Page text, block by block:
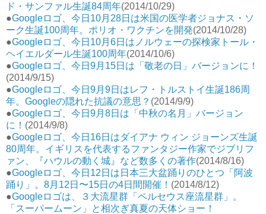
ド・サンファル生誕84周年(2014/10/29)
●Googleロゴ、今日10月28日は米国の医学者ジョナス・ソ
ーク生誕100周年。ポリオ・ワクチンを開発(2014/10/28)
●Googleロゴ、今日10月6日はノルウェーの探検家トール・
ヘイエルダール生誕100周年(2014/10/6)
●Googleロゴ、今日9月15日は「敬老の日」バージョンに！
(2014/9/15)
●Googleロゴ、今日9月9日はレフ・トルストイ生誕186周
年。Googleの隠れた抗議の意思？ (2014/9/9)
●Googleロゴ、今日9月8日は「中秋の名月」バージョン
に！ (2014/9/8)
●Googleロゴ、今日16日はダイアナ ウィン ジョーンズ生誕
80周年。イギリスを代表するファンタジー作家でジブリフ
ァン、『ハウルの動く城』など数多くの著作(2014/8/16)
●Googleロゴ、今日12日は日本三大盆踊りのひとつ「阿波
踊り」。8月12日〜15日の4日間開催！ (2014/8/12)
●Googleロゴは、３大流星群「ペルセウス座流星群」。
「スーパームーン」と相次ぎ真夏の天体ショー！